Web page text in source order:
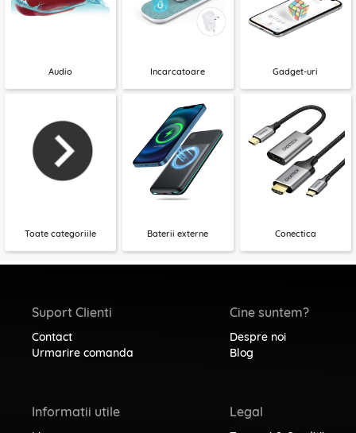
Audio Incarcatoare Gadget-uri
Toate categoriile Baterii externe Conectica
Suport Clienti
Contact
Urmarire comanda
Informatii utile
Cine suntem?
Despre noi
Blog
Legal